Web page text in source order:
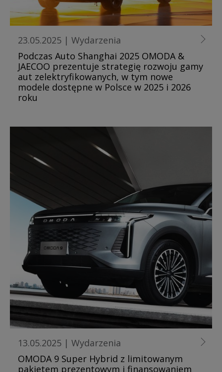
23.05.2025 | Wydarzenia
Podczas Auto Shanghai 2025 OMODA &
JAECOO prezentuje strategię rozwoju gamy
aut zelektryfikowanych, w tym nowe
modele dostępne w Polsce w 2025 i 2026
roku
13.05.2025 | Wydarzenia
OMODA 9 Super Hybrid z limitowanym
pakietem prezentowym i finansowaniem